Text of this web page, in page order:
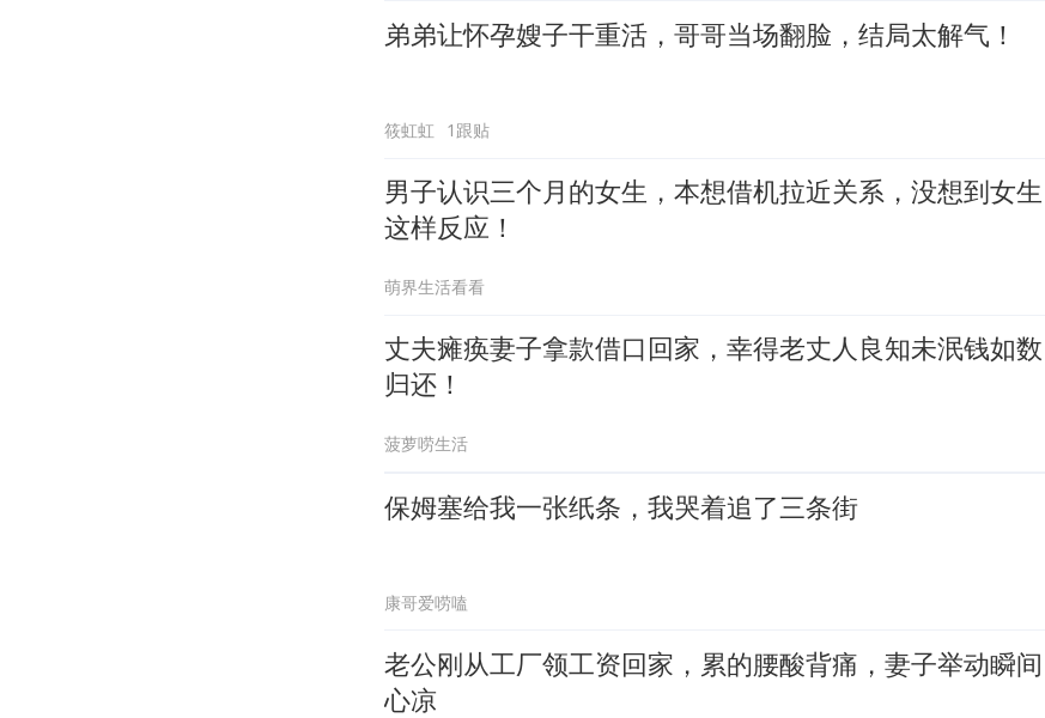
弟弟让怀孕嫂子干重活，哥哥当场翻脸，结局太解气！
筱虹虹 1跟贴
男子认识三个月的女生，本想借机拉近关系，没想到女生
这样反应！
萌界生活看看
丈夫瘫痪妻子拿款借口回家，幸得老丈人良知未泯钱如数
归还！
菠萝唠生活
保姆塞给我一张纸条，我哭着追了三条街
康哥爱唠嗑
老公刚从工厂领工资回家，累的腰酸背痛，妻子举动瞬间
心凉